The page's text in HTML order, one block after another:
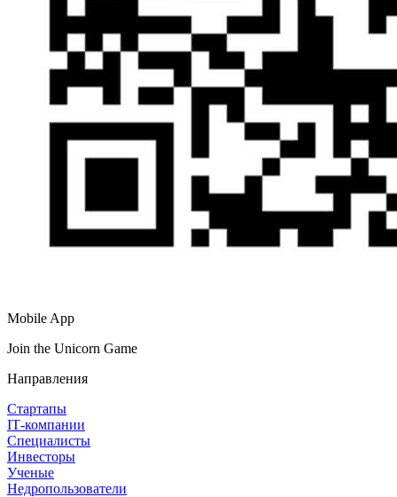
Mobile App
Join the Unicorn Game
Направления
Стартапы
IT‑компании
Специалисты
Инвесторы
Ученые
Недропользователи